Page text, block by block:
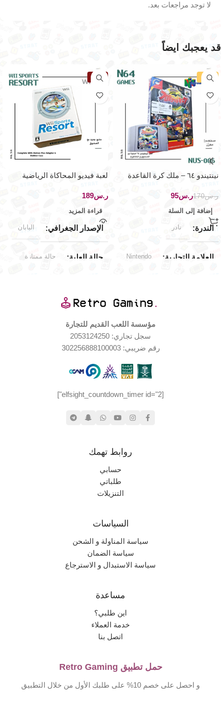
لا توجد مراجعات بعد.
قد يعجبك ايضاً
-44%
نينتيندو ٦٤ – ملك كرة القاعدة
ر.س170ر.س95
إضافة إلى السلة
الندرة نادر
العلامة التجارية Nintendo
مستخدم بحالة جيدة جدا
بعض الضرر
نفذت
لعبة فيديو المحاكاة الرياضية
ر.س
قراءة المزيد
الإصدار الجغرافي اليابان
حالة العلبة حالة ممتازة
مؤسسة اللعب القديم للتجارة
سجل تجاري: 2053124250
رقم ضريبي: 302256888100003
[elfsight_countdown_timer id="2"]
روابط تهمك
حسابي
طلباتي
التنزيلات
السياسات
سياسة المناولة و الشحن
سياسة الضمان
سياسة الاستبدال و الاسترجاع
مساعدة
اين طلبي؟
خدمة العملاء
اتصل بنا
حمل تطبيق Retro Gaming
و احصل على خصم 10% على طلبك الأول من خلال التطبيق